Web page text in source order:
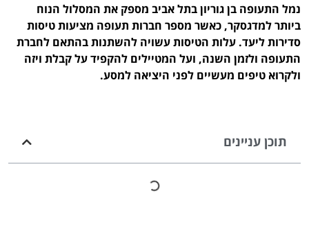
נמל התעופה בן גוריון בתל אביב מספק את המסלול הנוח
ביותר למדגסקר, כאשר מספר חברות תעופה מציעות טיסות
סדירות ליעד. עלות הטיסות עשויה להשתנות בהתאם לחברת
התעופה ולזמן השנה, ועל המטיילים להקפיד על קבלת ויזה
ולקרוא טיפים מעשיים לפני היציאה למסע.
תוכן עניינים